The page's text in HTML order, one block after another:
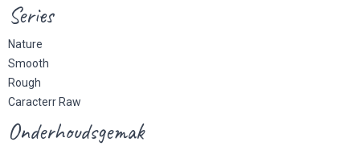
Series
Nature
Smooth
Rough
Caracterr Raw
Onderhoudsgemak